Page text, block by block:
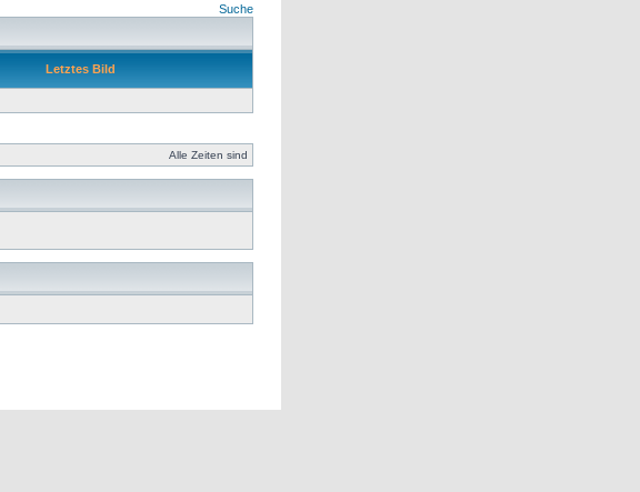
Suche
Letztes Bild
Alle Zeiten sind